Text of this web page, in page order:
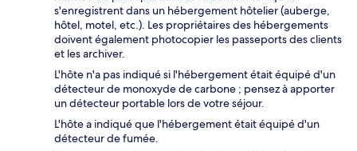
s'enregistrent dans un hébergement hôtelier (auberge,
hôtel, motel, etc.). Les propriétaires des hébergements
doivent également photocopier les passeports des clients
et les archiver.
L'hôte n'a pas indiqué si l'hébergement était équipé d'un
détecteur de monoxyde de carbone ; pensez à apporter
un détecteur portable lors de votre séjour.
L'hôte a indiqué que l'hébergement était équipé d'un
détecteur de fumée.